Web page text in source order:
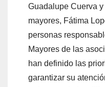
Guadalupe Cuerva
mayores, Fátima
personas
Mayores de las
han definido las
garantizar su